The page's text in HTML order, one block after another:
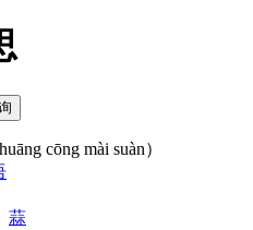
cōng mài suàn）
蒜